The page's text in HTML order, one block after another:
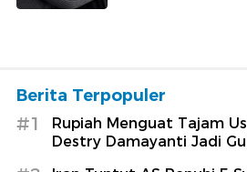
Berita Terpopuler
#1
Rupiah Menguat Tajam
Destry Damayanti Jadi